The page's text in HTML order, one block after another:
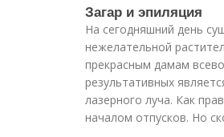
Загар и эпиляция
На сегодняшний день
нежелательной
прекрасным дамам
результативных
лазерного луча. Как
началом отпусков. Но